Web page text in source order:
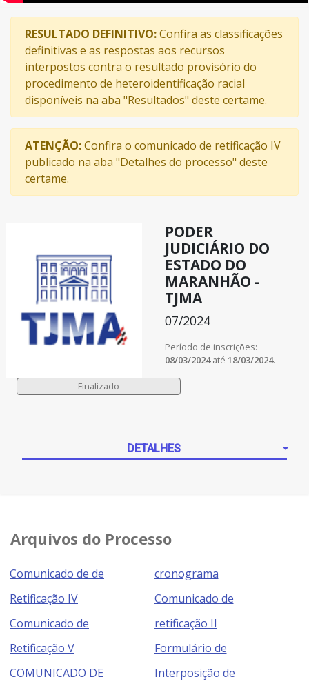
RESULTADO DEFINITIVO:Confira as classificações
definitivas e as respostas aos recursos
interpostos contra o resultado provisório do
procedimento de heteroidentificação racial
disponíveis na aba "Resultados" deste certame.
ATENÇÃO:Confira o comunicado de retificação IV
publicado na aba "Detalhes do processo" deste
certame.
PODER
JUDICIÁRIO DO
ESTADO DO
MARANHÃO -
TJMA
07/2024
Período de inscrições:
08/03/2024até 18/03/2024.
DETALHES
Arquivos do Processo
Comunicado de de
Retificação IV
Comunicado de
Retificação V
COMUNICADO DE
cronograma
Comunicado de
retificação II
Formulário de
Interposição de